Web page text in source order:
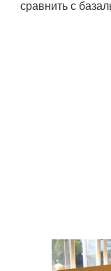
сравнить с